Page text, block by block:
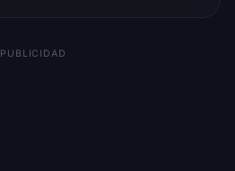
PUBLICIDAD